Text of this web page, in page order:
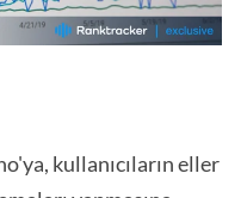
kullanıcıların eller